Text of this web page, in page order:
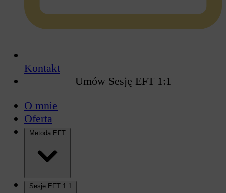
Kontakt
Umów Sesję EFT 1:1
O mnie
Oferta
Metoda EFT
Sesje EFT 1:1